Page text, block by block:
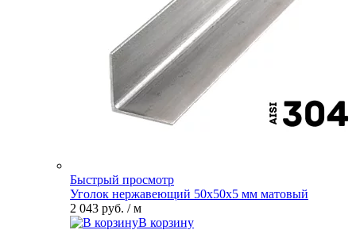
Быстрый просмотр
Уголок нержавеющий 50х50х5 мм матовый
2 043 руб. / м
В корзину